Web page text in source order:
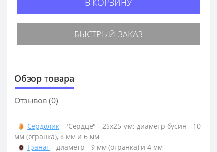
В КОРЗИНУ
БЫСТРЫЙ ЗАКАЗ
Обзор товара
Отзывов (0)
- Сердолик - "Сердце" - 25х25 мм; диаметр бусин - 10
мм (огранка), 8 мм и 6 мм
-
Гранат - диаметр - 9 мм (огранка) и 4 мм